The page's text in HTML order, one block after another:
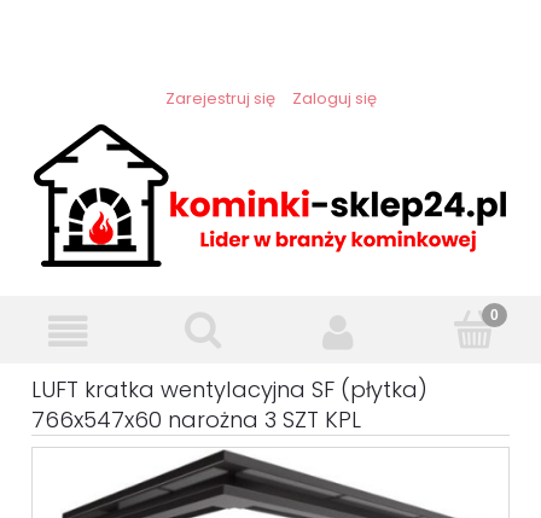
Zarejestruj się Zaloguj się
LUFT kratka wentylacyjna SF (płytka)
766x547x60 narożna 3 SZT KPL